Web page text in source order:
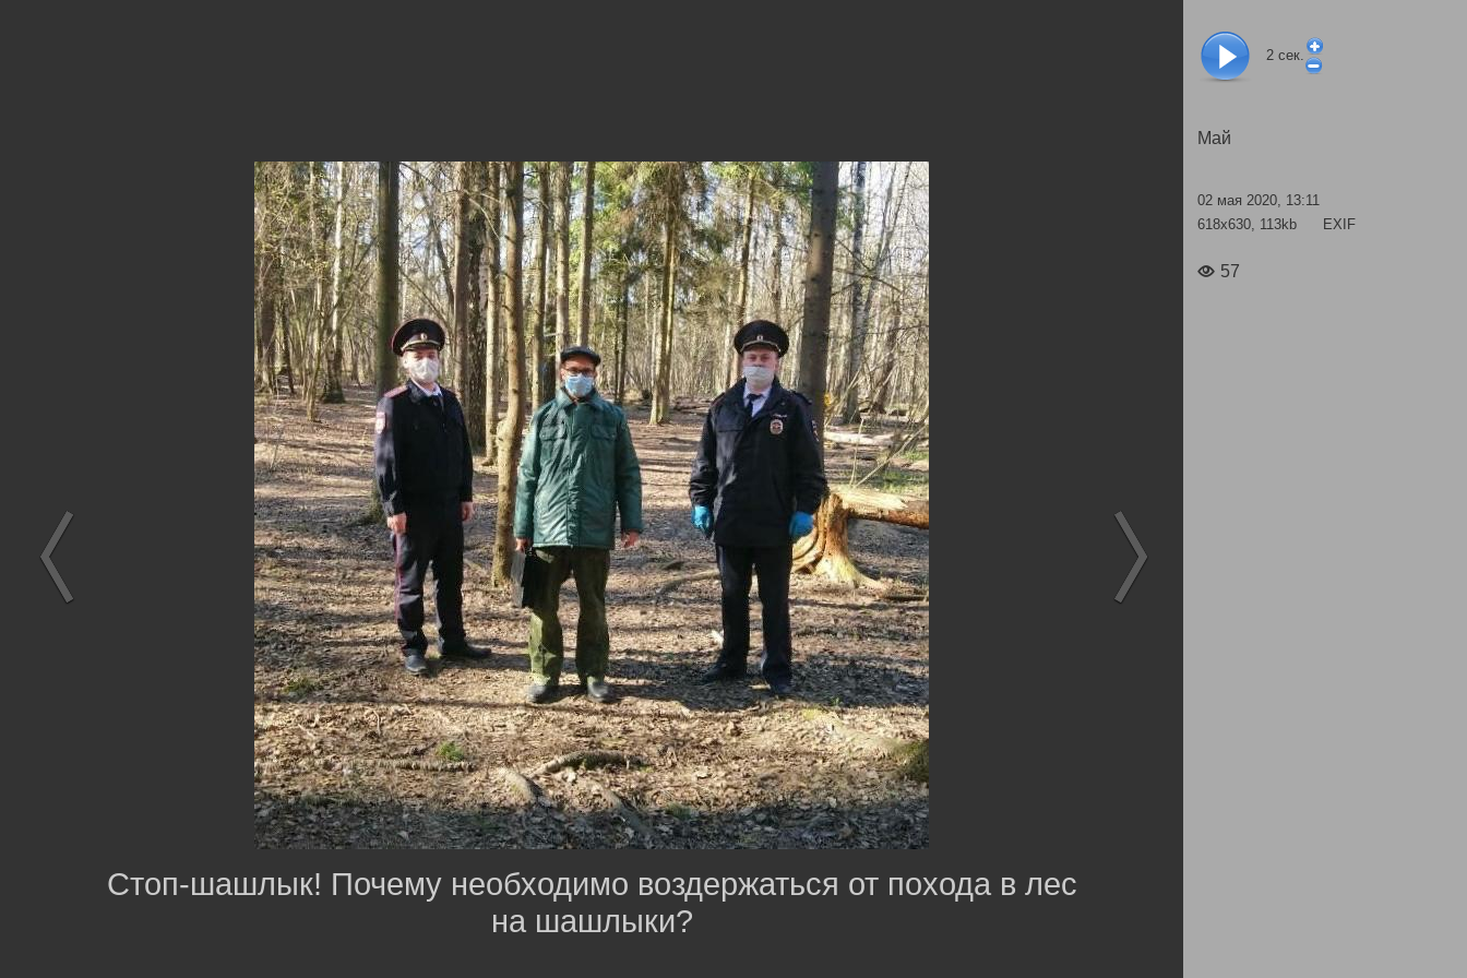
2 сек.
Май
02 мая 2020, 13:11
618x630, 113kb
EXIF
57
Стоп-шашлык! Почему необходимо воздержаться от похода в лес
на шашлыки?